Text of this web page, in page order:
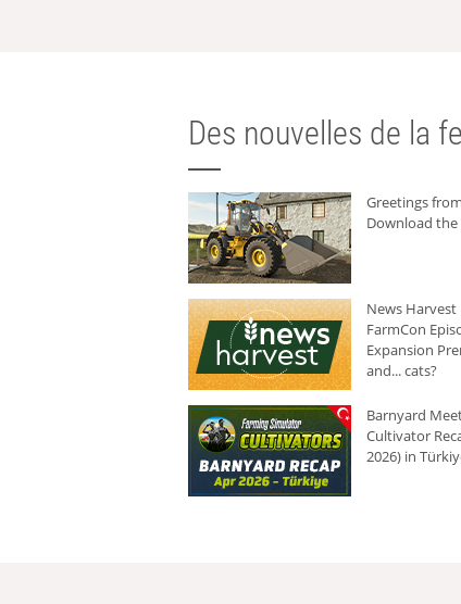
Des nouvelles de la
Greetings
Download the
News
FarmCon
Expansion
and... cats?
Barnyard
Cultivator
2026) in